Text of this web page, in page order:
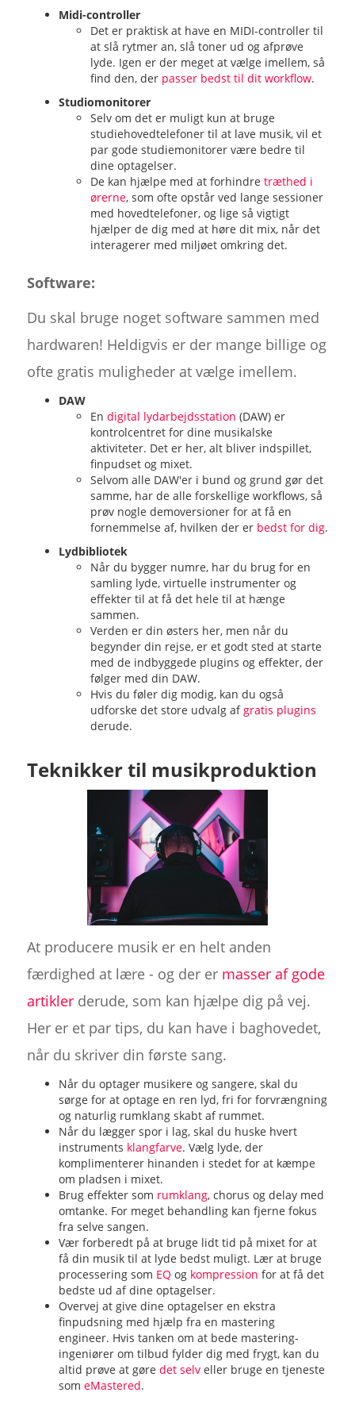
Midi-controller
Det er praktisk at have en MIDI-controller til
at slå rytmer an, slå toner ud og afprøve
lyde. Igen er der meget at vælge imellem, så
find den, der passer bedst til dit workflow.
Studiomonitorer
Selv om det er muligt kun at bruge
studiehovedtelefoner til at lave musik, vil et
par gode studiemonitorer være bedre til
dine optagelser.
De kan hjælpe med at forhindre træthed i
ørerne, som ofte opstår ved lange sessioner
med hovedtelefoner, og lige så vigtigt
hjælper de dig med at høre dit mix, når det
interagerer med miljøet omkring det.
Software:
Du skal bruge noget software sammen med
hardwaren! Heldigvis er der mange billige og
ofte gratis muligheder at vælge imellem.
DAW
En digital lydarbejdsstation (DAW) er
kontrolcentret for dine musikalske
aktiviteter. Det er her, alt bliver indspillet,
finpudset og mixet.
Selvom alle DAW'er i bund og grund gør det
samme, har de alle forskellige workflows, så
prøv nogle demoversioner for at få en
fornemmelse af, hvilken der er bedst for dig.
Lydbibliotek
Når du bygger numre, har du brug for en
samling lyde, virtuelle instrumenter og
effekter til at få det hele til at hænge
sammen.
Verden er din østers her, men når du
begynder din rejse, er et godt sted at starte
med de indbyggede plugins og effekter, der
følger med din DAW.
Hvis du føler dig modig, kan du også
udforske det store udvalg afgratis plugins
derude.
Teknikker til musikproduktion
At producere musik er en helt anden
færdighed at lære - og der er masser af gode
artiklerderude, som kan hjælpe dig på vej.
Her er et par tips, du kan have i baghovedet,
når du skriver din første sang.
Når du optager musikere og sangere, skal du
sørge for at optage en ren lyd, fri for forvrængning
og naturlig rumklang skabt af rummet.
Når du lægger spor i lag, skal du huske hvert
instruments klangfarve. Vælg lyde, der
komplimenterer hinanden i stedet for at kæmpe
om pladsen i mixet.
Brug effekter som rumklang, chorus og delay med
omtanke. For meget behandling kan fjerne fokus
fra selve sangen.
Vær forberedt på at bruge lidt tid på mixet for at
få din musik til at lyde bedst muligt. Lær at bruge
processering som EQ og kompression for at få det
bedste ud af dine optagelser.
Overvej at give dine optagelser en ekstra
finpudsning med hjælp fra en mastering
engineer. Hvis tanken om at bede mastering-
ingeniører om tilbud fylder dig med frygt, kan du
altid prøve at gøre det selveller bruge en tjeneste
som eMastered.